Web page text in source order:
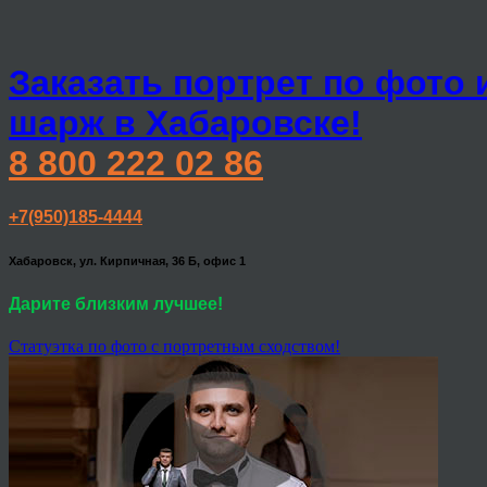
Заказать портрет по фото
шарж в Хабаровске!
8 800 222 02 86
+7(950)185-4444
Хабаровск, ул. Кирпичная, 36 Б, офис 1
Дарите близким лучшее!
Статуэтка по фото с портретным сходством!